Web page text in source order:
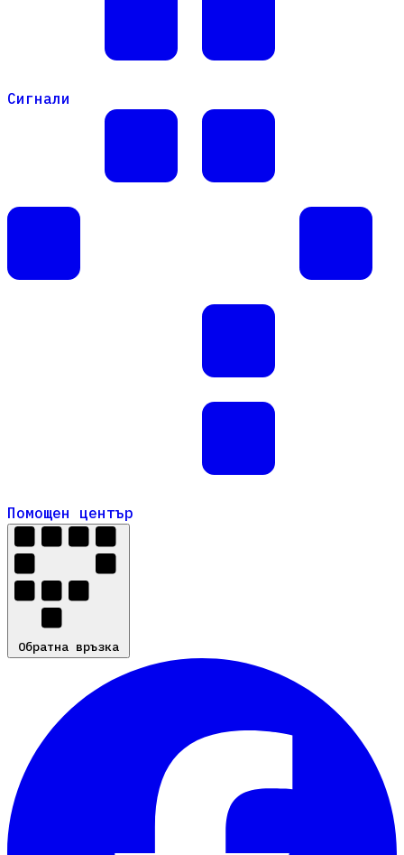
Сигнали
Помощен център
Помощен център
Обратна връзка
Обратна връзка